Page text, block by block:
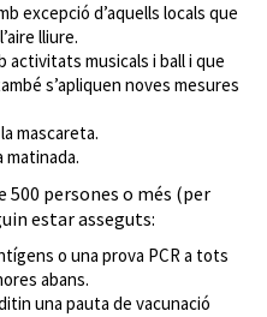
excepció d’aquells locals que
lliure.
activitats musicals i ball i que
s’apliquen noves mesures
mascareta.
matinada.
500 persones o més (per
estar asseguts:
o una prova PCR a tots
abans.
una pauta de vacunació